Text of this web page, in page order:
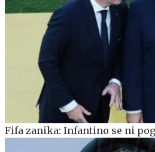
Fifa zanika: Infantino se ni